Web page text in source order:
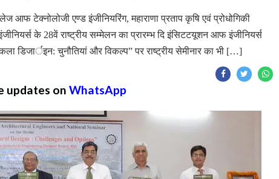
टेक्नोलोजी एण्ड इंजीनियरिंग, महाराणा प्रताप कृषि एवं प्रोधोगिकी
के 28वें राष्ट्रीय सम्मेलन का प्रारम्भ दि इंसिटटयूशन आफ इंजीनियर्स
डिजार्इन: चुनौतियां और विकल्प” पर राष्ट्रीय सेमीनार का भी […]
updates on WhatsApp